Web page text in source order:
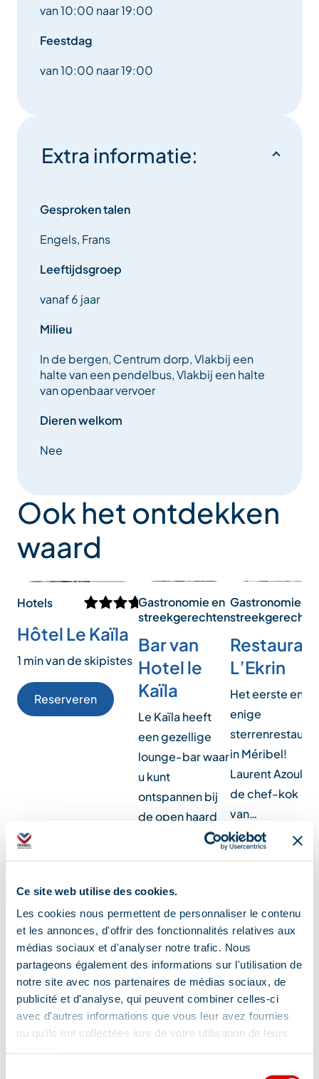
Ce site web utilise des cookies.
Les cookies nous permettent de personnaliser le contenu
et les annonces, d'offrir des fonctionnalités relatives aux
médias sociaux et d'analyser notre trafic. Nous
partageons également des informations sur l'utilisation de
notre site avec nos partenaires de médias sociaux, de
publicité et d'analyse, qui peuvent combiner celles-ci
avec d'autres informations que vous leur avez fournies
ou qu'ils ont collectées lors de votre utilisation de leurs
van 10:00 naar 19:00
Feestdag
van 10:00 naar 19:00
Extra informatie:
Gesproken talen
Engels, Frans
Leeftijdsgroep
vanaf 6 jaar
Milieu
In de bergen, Centrum dorp, Vlakbij een
halte van een pendelbus, Vlakbij een halte
van openbaar vervoer
Dieren welkom
Nee
Ook het ontdekken
waard
Hotels
Hôtel Le Kaïla
1 min van de skipistes
Reserveren
Gastronomie en
streekgerechten
Bar van
Hotel le
Kaïla
Le Kaïla heeft
een gezellige
lounge-bar waar
u kunt
ontspannen bij
de open haard
Gastronomie en
L’Ekrin
Het eerste en
enige
in Méribel!
Laurent Azoulay,
de chef-kok
van…
Uitrusting
Hammam
Ladestations voor elektrische voertuigen
Sauna
Terras